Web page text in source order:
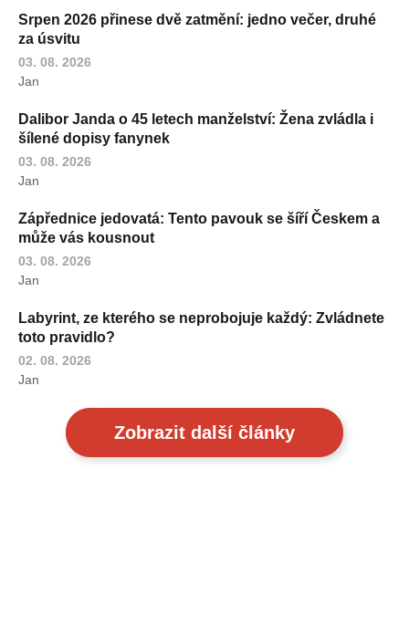
Srpen 2026 přinese dvě zatmění: jedno večer, druhé
za úsvitu
03. 08. 2026
Jan
Dalibor Janda o 45 letech manželství: Žena zvládla i
šílené dopisy fanynek
03. 08. 2026
Jan
Zápřednice jedovatá: Tento pavouk se šíří Českem a
může vás kousnout
03. 08. 2026
Jan
Labyrint, ze kterého se neprobojuje každý: Zvládnete
toto pravidlo?
02. 08. 2026
Jan
Zobrazit další články